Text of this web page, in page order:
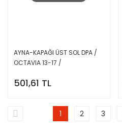
AYNA-KAPAĞI ÜST SOL DPA /
OCTAVIA 13-17 /
501,61 TL
1 2 3